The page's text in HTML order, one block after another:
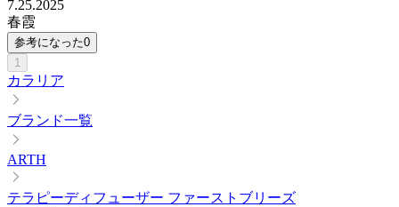
7.25.2025
春霞
参考になった0
1
カラリア
ブランド一覧
ARTH
テラピーディフューザー ファーストブリーズ